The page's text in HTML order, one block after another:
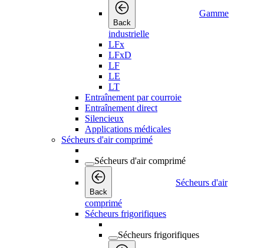
Back
Gamme
industrielle
LFx
LFxD
LF
LE
LT
Entraînement par courroie
Entraînement direct
Silencieux
Applications médicales
Sécheurs d'air comprimé
Sécheurs d'air comprimé
Back
Sécheurs d'air
comprimé
Sécheurs frigorifiques
Sécheurs frigorifiques